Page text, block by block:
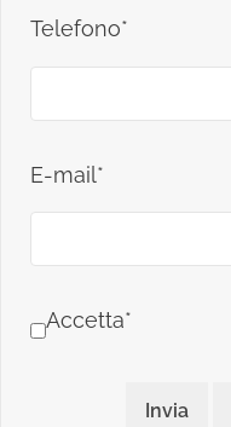
Telefono*
E-mail*
Accetta*
Invia